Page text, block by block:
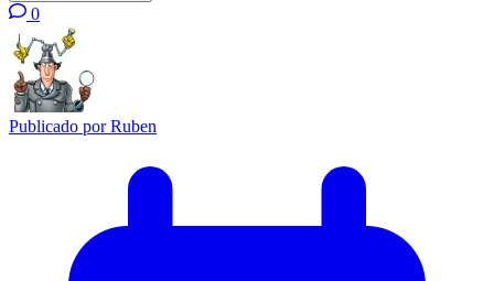
0
Publicado porRuben